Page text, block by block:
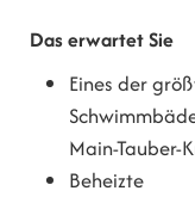
Das erwartet Sie
Eines der
Main-Tauber-
Beheizte